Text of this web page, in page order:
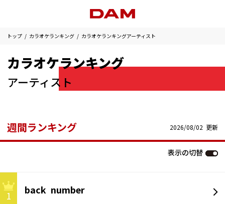
トップ カラオケランキング カラオケランキングアーティスト
カラオケランキング
アーティスト
週間ランキング 2026/08/02 更新
表示の切替
1
back number